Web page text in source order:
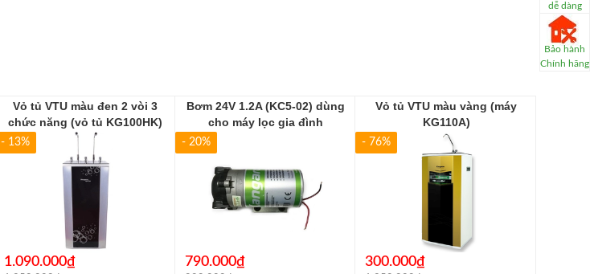
dễ dàng
Bảo hành
Chính hãng
Vỏ tủ VTU màu đen 2 vòi 3
chức năng (vỏ tủ KG100HK)
- 13%
1.090.000₫
Bơm 24V 1.2A (KC5-02) dùng
cho máy lọc gia đình
- 20%
790.000₫
Vỏ tủ VTU màu vàng (máy
KG110A)
- 76%
300.000₫